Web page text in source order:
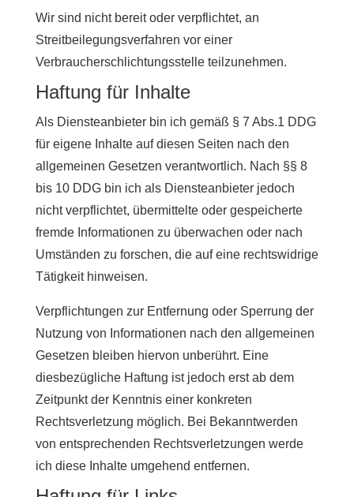
Wir sind nicht bereit oder verpflichtet, an
Streitbeilegungsverfahren vor einer
Verbraucherschlichtungsstelle teilzunehmen.
Haftung für Inhalte
Als Diensteanbieter bin ich gemäß § 7 Abs.1 DDG
für eigene Inhalte auf diesen Seiten nach den
allgemeinen Gesetzen verantwortlich. Nach §§ 8
bis 10 DDG bin ich als Diensteanbieter jedoch
nicht verpflichtet, übermittelte oder gespeicherte
fremde Informationen zu überwachen oder nach
Umständen zu forschen, die auf eine rechtswidrige
Tätigkeit hinweisen.
Verpflichtungen zur Entfernung oder Sperrung der
Nutzung von Informationen nach den allgemeinen
Gesetzen bleiben hiervon unberührt. Eine
diesbezügliche Haftung ist jedoch erst ab dem
Zeitpunkt der Kenntnis einer konkreten
Rechtsverletzung möglich. Bei Bekanntwerden
von entsprechenden Rechtsverletzungen werde
ich diese Inhalte umgehend entfernen.